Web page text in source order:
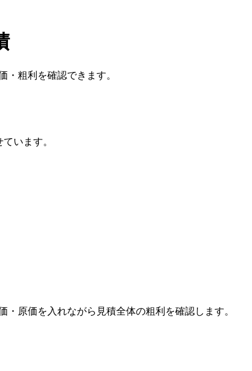
粗利を確認できます。
います。
原価を入れながら見積全体の粗利を確認します。